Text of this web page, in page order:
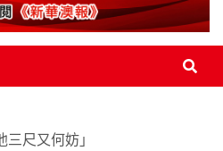
尺又何妨」